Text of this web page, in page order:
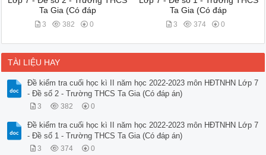
Ta Gia (Có đáp
3 382 0
Ta Gia (Có đáp
3 374 0
TÀI LIỆU HAY
Đề kiểm tra cuối học kì II năm học 2022-2023 môn HĐTNHN Lớp 7
- Đề số 2 - Trường THCS Ta Gia (Có đáp án)
3 382 0
Đề kiểm tra cuối học kì II năm học 2022-2023 môn HĐTNHN Lớp 7
- Đề số 1 - Trường THCS Ta Gia (Có đáp án)
3 374 0